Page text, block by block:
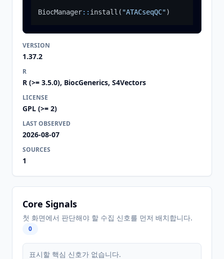
BiocManager:: install ( "ATACseqQC")
VERSION
1.37.2
R
R (>= 3.5.0), BiocGenerics, S4Vectors
LICENSE
GPL (>= 2)
LAST OBSERVED
2026-08-07
SOURCES
1
Core Signals
첫 화면에서 판단해야 할 수집 신호를 먼저 배치합니다.
0
표시할 핵심 신호가 없습니다.